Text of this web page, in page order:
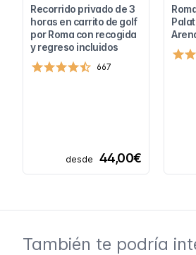
Recorrido privado de 3
horas en carrito de golf
por Roma con recogida
y regreso incluidos
667
desde 44,00€
También te podría